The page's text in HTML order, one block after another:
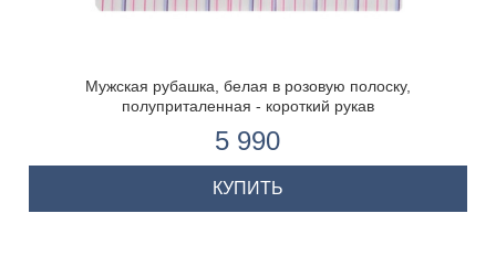
Мужская рубашка, белая в розовую полоску,
полуприталенная - короткий рукав
5 990
КУПИТЬ